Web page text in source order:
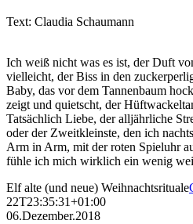
Text: Claudia Schaumann
Ich weiß nicht was es ist, der Duft
vielleicht, der Biss in den
Baby, das vor dem Tannenbaum
zeigt und quietscht, der
Tatsächlich Liebe, der alljährliche
oder der Zweitkleinste, den ich
Arm in Arm, mit der roten Spieluhr
fühle ich mich wirklich ein wenig
Elf alte (und neue) Weihnachtsrituale
22T23:35:31+01:00
06.Dezember.2018